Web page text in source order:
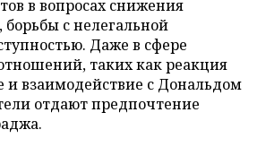
в вопросах снижения
с нелегальной
Даже в сфере
таких как реакция
и взаимодействие с Дональдом
отдают предпочтение